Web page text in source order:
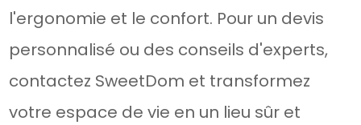
l'ergonomie et le confort. Pour un devis
personnalisé ou des conseils d'experts,
contactez SweetDom et transformez
votre espace de vie en un lieu sûr et